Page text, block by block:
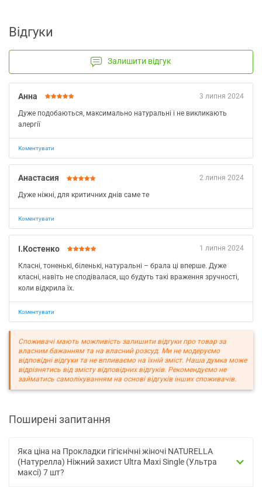
Відгуки
Залишити відгук
3 липня 2024
Анна
Дуже подобаються, максимально натуральні і не викликають
алергії
Коментувати
2 липня 2024
Анастасия
Дуже ніжні, для критичних днів саме те
Коментувати
1 липня 2024
І.Костенко
Класні, тоненькі, біленькі, натуральні – брала ці вперше. Дуже
класні, навіть не сподівалася, що будуть такі враження зручності,
коли відкрила їх.
Коментувати
Споживачі мають можливість залишити відгуки про товар за
власним бажанням та на власний розсуд. Ми не модеруємо
відповідні відгуки та не впливаємо на їхній зміст. Наша думка може
відрізнятись від змісту відповідних відгуків. Рекомендуємо не
займатись самолікуванням на основі відгуків інших споживачів.
Поширені запитання
Яка ціна на Прокладки гігієнічні жіночі NATURELLA
(Натурелла) Ніжний захист Ultra Maxi Single (Ультра
максі) 7 шт?